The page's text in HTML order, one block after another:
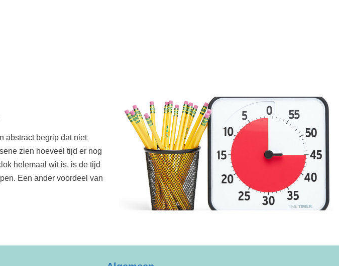
abstract begrip dat niet
zien hoeveel tijd er nog
helemaal wit is, is de tijd
Een ander voordeel van